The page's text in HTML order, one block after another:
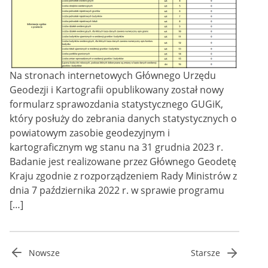
Na stronach internetowych Głównego Urzędu
Geodezji i Kartografii opublikowany został nowy
formularz sprawozdania statystycznego GUGiK,
który posłuży do zebrania danych statystycznych o
powiatowym zasobie geodezyjnym i
kartograficznym wg stanu na 31 grudnia 2023 r.
Badanie jest realizowane przez Głównego Geodetę
Kraju zgodnie z rozporządzeniem Rady Ministrów z
dnia 7 października 2022 r. w sprawie programu
[…]
Stronicowanie
Nowsze Starsze